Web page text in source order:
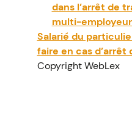
dans l’arrêt de
multi-
Salarié du
faire en cas d’arrêt
Copyright WebLex